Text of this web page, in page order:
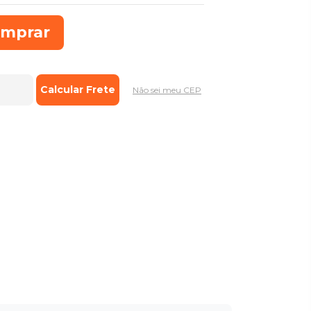
Não sei meu CEP